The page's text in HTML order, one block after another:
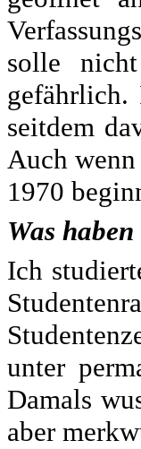
solle
gefährlich.
seitdem
Auch wenn
1970
Was
Ich
unter
Damals
aber